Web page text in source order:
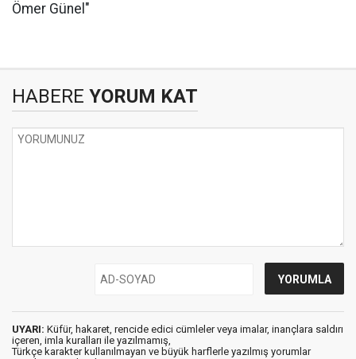
Ömer Günel"
HABERE YORUM KAT
UYARI: Küfür, hakaret, rencide edici cümleler veya imalar, inançlara saldırı
içeren, imla kuralları ile yazılmamış,
Türkçe karakter kullanılmayan ve büyük harflerle yazılmış yorumlar